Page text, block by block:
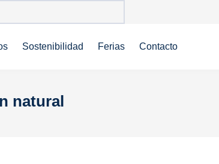
Sostenibilidad Ferias Contacto
natural